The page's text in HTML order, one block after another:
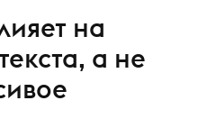
на
а не